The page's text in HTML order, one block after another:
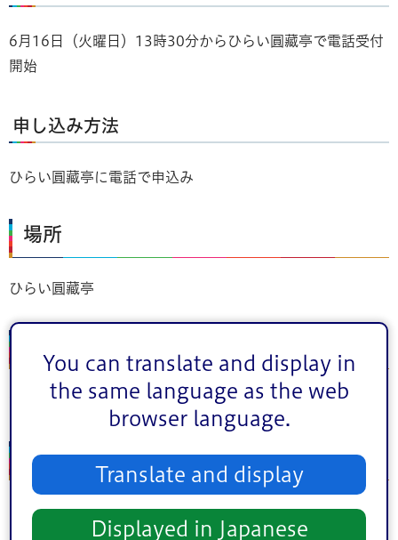
You can translate and display in
the same language as the web
browser language.
Translate and display
Displayed in Japanese
6月16日（火曜日）13時30分からひらい圓藏亭で電話受付
開始
申し込み方法
ひらい圓藏亭に電話で申込み
場所
ひらい圓藏亭
江戸川区平井3丁目21番24号
内容
「唐茄子屋政談」他二席